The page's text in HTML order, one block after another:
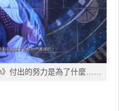
付出的努力是為了什麼……